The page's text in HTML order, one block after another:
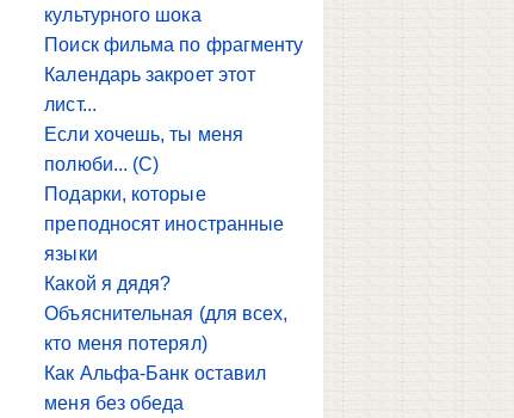
культурного шока
Поиск фильма по фрагменту
Календарь закроет этот
лист...
Если хочешь, ты меня
полюби... (С)
Подарки, которые
преподносят иностранные
языки
Какой я дядя?
Объяснительная (для всех,
кто меня потерял)
Как Альфа-Банк оставил
меня без обеда